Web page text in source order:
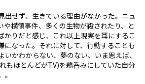
出せず、生きている理由がなかった。ニュ
や横領事件、多くの生物が殺されたり、と
かりだと感じ、これ以上現実を耳にするこ
になった。それに対して、行動することも
いかわからない、夢のない、いま思えば、
もほとんどがTV)を鵜呑みにしていた自分